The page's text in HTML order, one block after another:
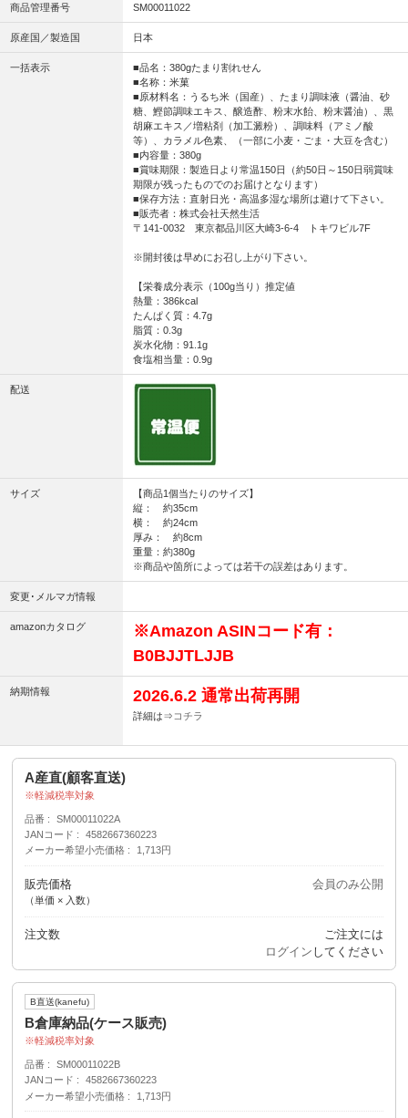
商品管理番号 SM00011022
原産国／製造国 日本
一括表示
■品名：380gたまり割れせん
■名称：米菓
■原材料名：うるち米（国産）、たまり調味液（醤油、砂
糖、鰹節調味エキス、醸造酢、粉末水飴、粉末醤油）、黒
胡麻エキス／増粘剤（加工澱粉）、調味料（アミノ酸
等）、カラメル色素、（一部に小麦・ごま・大豆を含む）
■内容量：380g
■賞味期限：製造日より常温150日（約50日～150日弱賞味
期限が残ったものでのお届けとなります）
■保存方法：直射日光・高温多湿な場所は避けて下さい。
■販売者：株式会社天然生活
〒141-0032 東京都品川区大崎3-6-4 トキワビル7F
※開封後は早めにお召し上がり下さい。
【栄養成分表示（100g当り）推定値
熱量：386kcal
たんぱく質：4.7g
脂質：0.3g
炭水化物：91.1g
食塩相当量：0.9g
配送
サイズ
【商品1個当たりのサイズ】
縦： 約35cm
横： 約24cm
厚み： 約8cm
重量：約380g
※商品や箇所によっては若干の誤差はあります。
変更･メルマガ情報
amazonカタログ
※Amazon ASINコード有：
B0BJJTLJJB
納期情報 2026.6.2 通常出荷再開
詳細は⇒ コチラ
A産直(顧客直送)
軽減税率対象
品番
SM00011022A
JANコード
4582667360223
メーカー希望小売価格
1,713円
販売価格
（単価 × 入数）
会員のみ公開
注文数
ご注文には
ログイン してください
B直送(kanefu)
B倉庫納品(ケース販売)
軽減税率対象
品番
SM00011022B
JANコード
4582667360223
メーカー希望小売価格
1,713円